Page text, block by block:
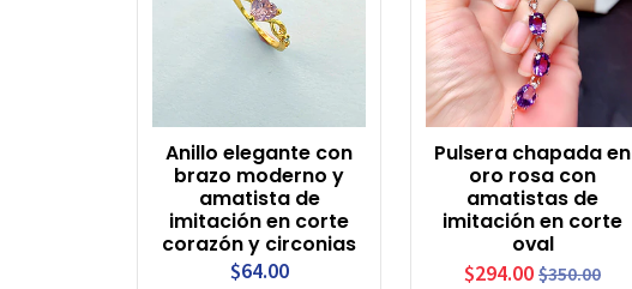
Anillo elegante con
brazo moderno y
amatista de
imitación en corte
corazón y circonias
$64.00
Pulsera chapada en
oro rosa con
amatistas de
imitación en corte
oval
$294.00 $350.00